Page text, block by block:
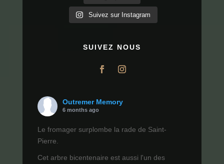
Suivez sur Instagram
SUIVEZ NOUS
Outremer Memory
6 months ago
Le fromager surplombe la rade de Saint-
Pierre.
Cet arbre bicentenaire est aussi l'un des